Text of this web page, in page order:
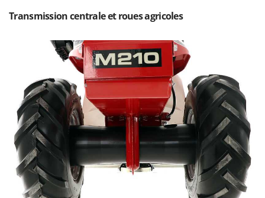
Resto Italia
Ripartrak
River Systems
Robomow
Rossofuoco
Rover Pompe
Royal Food
Ryobi
Transmission centrale et roues agricoles